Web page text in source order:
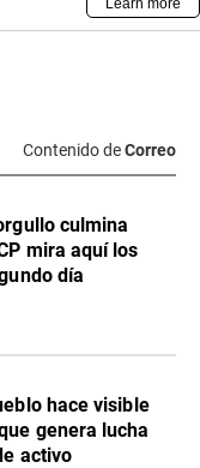
Contenido deCorreo
culmina
mira aquí los
día
hace visible
genera lucha
activo